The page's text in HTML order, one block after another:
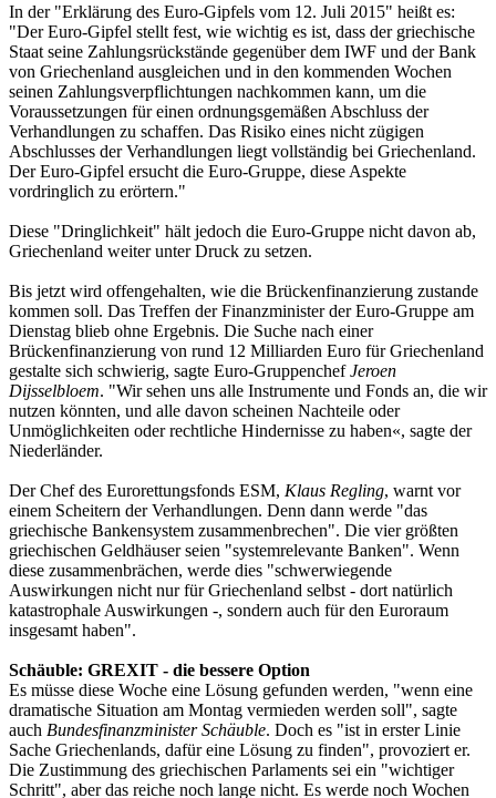
In der "Erklärung des Euro-Gipfels vom 12. Juli 2015" heißt es:
"Der Euro-Gipfel stellt fest, wie wichtig es ist, dass der griechische
Staat seine Zahlungsrückstände gegenüber dem IWF und der Bank
von Griechenland ausgleichen und in den kommenden Wochen
seinen Zahlungsverpflichtungen nachkommen kann, um die
Voraussetzungen für einen ordnungsgemäßen Abschluss der
Verhandlungen zu schaffen. Das Risiko eines nicht zügigen
Abschlusses der Verhandlungen liegt vollständig bei Griechenland.
Der Euro-Gipfel ersucht die Euro-Gruppe, diese Aspekte
vordringlich zu erörtern."
Diese "Dringlichkeit" hält jedoch die Euro-Gruppe nicht davon ab,
Griechenland weiter unter Druck zu setzen.
Bis jetzt wird offengehalten, wie die Brückenfinanzierung zustande
kommen soll. Das Treffen der Finanzminister der Euro-Gruppe am
Dienstag blieb ohne Ergebnis. Die Suche nach einer
Brückenfinanzierung von rund 12 Milliarden Euro für Griechenland
gestalte sich schwierig, sagte Euro-GruppenchefJeroen
Dijsselbloem. "Wir sehen uns alle Instrumente und Fonds an, die wir
nutzen könnten, und alle davon scheinen Nachteile oder
Unmöglichkeiten oder rechtliche Hindernisse zu haben«, sagte der
Niederländer.
Der Chef des Eurorettungsfonds ESM, Klaus Regling, warnt vor
einem Scheitern der Verhandlungen. Denn dann werde "das
griechische Bankensystem zusammenbrechen". Die vier größten
griechischen Geldhäuser seien "systemrelevante Banken". Wenn
diese zusammenbrächen, werde dies "schwerwiegende
Auswirkungen nicht nur für Griechenland selbst - dort natürlich
katastrophale Auswirkungen -, sondern auch für den Euroraum
insgesamt haben".
Schäuble: GREXIT - die bessere Option
Es müsse diese Woche eine Lösung gefunden werden, "wenn eine
dramatische Situation am Montag vermieden werden soll", sagte
auch Bundesfinanzminister Schäuble. Doch es "ist in erster Linie
Sache Griechenlands, dafür eine Lösung zu finden", provoziert er.
Die Zustimmung des griechischen Parlaments sei ein "wichtiger
Schritt", aber das reiche noch lange nicht. Es werde noch Wochen